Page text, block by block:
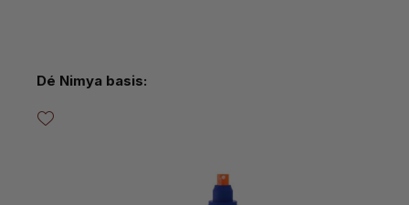
Productgalerij overslaan
Dé Nimya basis: